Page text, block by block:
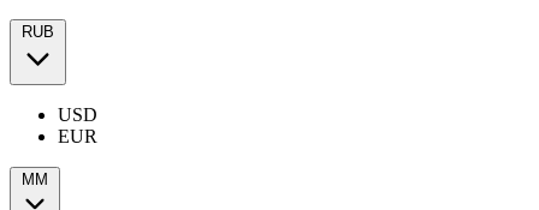
RUB
USD
EUR
ММ